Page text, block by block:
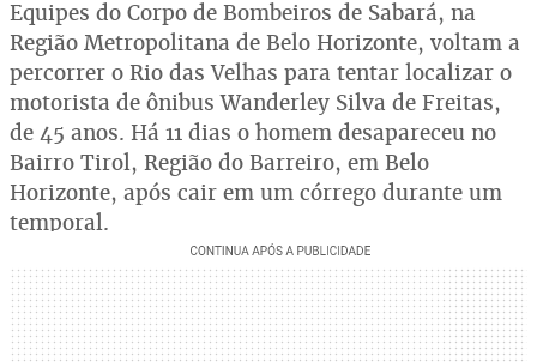
Equipes do Corpo de Bombeiros de Sabará, na
Região Metropolitana de Belo Horizonte, voltam a
percorrer o Rio das Velhas para tentar localizar o
motorista de ônibus Wanderley Silva de Freitas,
de 45 anos. Há 11 dias o homem desapareceu no
Bairro Tirol, Região do Barreiro, em Belo
Horizonte, após cair em um córrego durante um
temporal.